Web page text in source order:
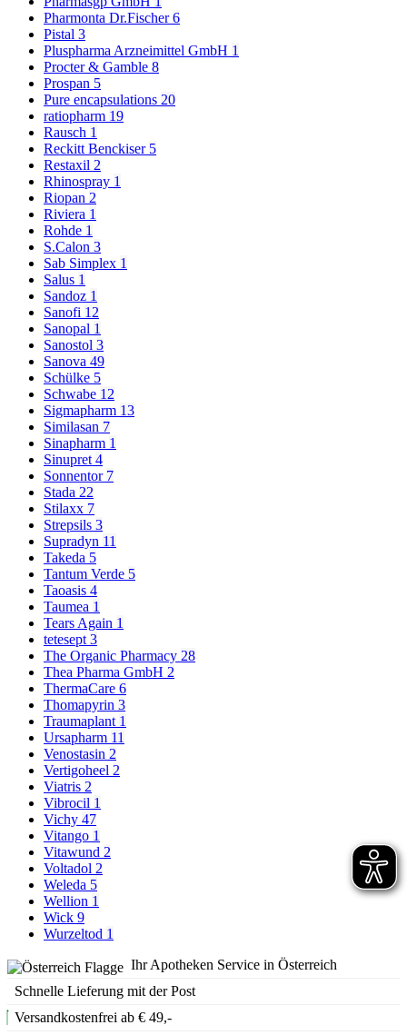
Pharmonta Dr.Fischer6
Pistal 3
Pluspharma Arzneimittel GmbH 1
Procter & Gamble 8
Prospan 5
Pure encapsulations 20
ratiopharm 19
Rausch 1
Reckitt Benckiser 5
Restaxil 2
Rhinospray 1
Riopan 2
Riviera 1
Rohde 1
S.Calon 3
Sab Simplex 1
Salus 1
Sandoz 1
Sanofi 12
Sanopal 1
Sanostol 3
Sanova 49
Schülke 5
Schwabe 12
Sigmapharm 13
Similasan 7
Sinapharm 1
Sinupret 4
Sonnentor 7
Stada 22
Stilaxx 7
Strepsils 3
Supradyn 11
Takeda 5
Tantum Verde 5
Taoasis 4
Taumea 1
Tears Again 1
tetesept 3
The Organic Pharmacy 28
Thea Pharma GmbH 2
ThermaCare 6
Thomapyrin 3
Traumaplant 1
Ursapharm 11
Venostasin 2
Vertigoheel 2
Viatris 2
Vibrocil 1
Vichy 47
Vitango 1
Vitawund 2
Voltadol 2
Weleda 5
Wellion 1
Wick 9
Wurzeltod 1
Ihr Apotheken Service in Österreich
Schnelle Lieferung mit der Post
Versandkostenfrei ab € 49,-